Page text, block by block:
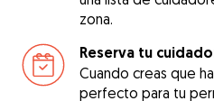
zona.
Reserva tu
Cuando creas que
perfecto para tu